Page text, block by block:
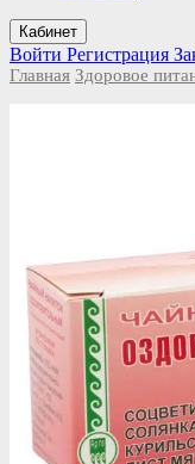
Кабинет
Войти Регистрация
Главная Здоровое